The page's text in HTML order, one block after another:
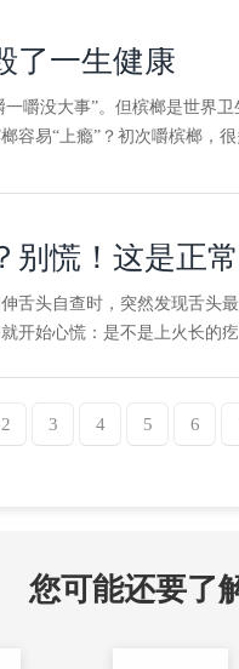
了一生健康
嚼没大事”。但槟榔是世界
容易“上瘾”？初次嚼槟榔
别慌！这是正
舌头自查时，突然发现舌头
开始心慌：是不是上火长
2 3 4 5 6
您可能还要了